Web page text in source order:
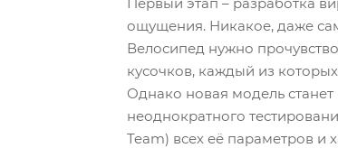
ощущения. Никакое, даже
Велосипед нужно
кусочков, каждый из
Однако новая модель
неоднократного
Team) всех её параметров и